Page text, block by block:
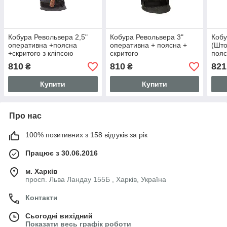
Кобура Револьвера 2,5"
оперативна +поясна
+скритого з кліпсою
внутрішньобрючного
носіння під револьвер
Флобера, шкіряна
810 ₴
Купити
Кобура Револьвера 3"
оперативна + поясна +
скритого
внутрішньобрючного
носіння формована з
кліпсою (шкіра, чорна)
810₴
Купити
821
Про нас
100% позитивних з 158 відгуків за рік
Працює з 30.06.2016
м. Харків
просп. Льва Ландау 155Б , Харків, Україна
Контакти
Сьогодні вихідний
Показати весь графік роботи